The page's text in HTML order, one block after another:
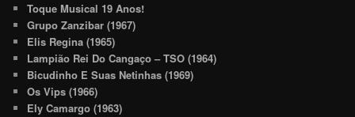
Toque Musical 19 Anos!
Grupo Zanzibar (1967)
Elis Regina (1965)
Lampião Rei Do Cangaço – TSO (1964)
Bicudinho E Suas Netinhas (1969)
Os Vips (1966)
Ely Camargo (1963)